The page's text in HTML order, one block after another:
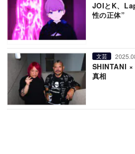
JOIとK、
性の正体”
文芸
SHINTANI ×
真相